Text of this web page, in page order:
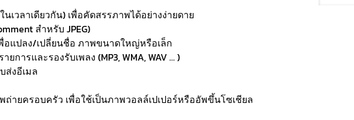
เวลาเดียวกัน) เพื่อคัดสรรภาพได้อย่างง่ายดาย
สำหรับ JPEG)
อแปลง/เปลี่ยนชื่อ ภาพขนาดใหญ่หรือเล็ก
การและรองรับเพลง (MP3, WMA, WAV … )
งอีเมล
ายครอบครัว เพื่อใช้เป็นภาพวอลล์เปเปอร์หรืออัพขึ้นโซเชียล